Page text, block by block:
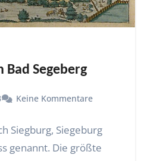
Bad Segeberg
Keine Kommentare
Siegburg, Siegeburg
genannt. Die größte